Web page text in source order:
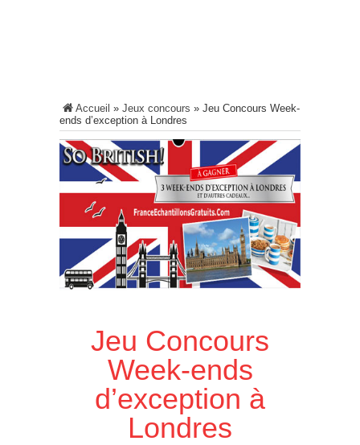
Accueil » Jeux concours » Jeu Concours Week-
ends d’exception à Londres
Jeu Concours
Week-ends
d’exception à
Londres